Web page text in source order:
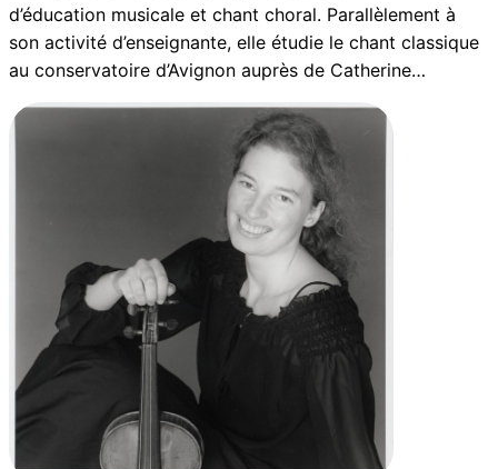
d’éducation musicale et chant choral. Parallèlement à
son activité d’enseignante, elle étudie le chant classique
au conservatoire d’Avignon auprès de Catherine…